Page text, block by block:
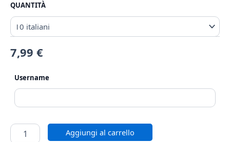
QUANTITÀ
7,99 €
Username
Aggiungi al carrello